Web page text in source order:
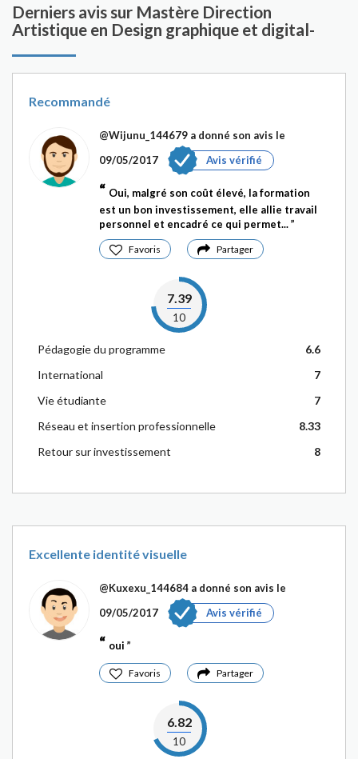
Derniers avis sur Mastère Direction
Artistique en Design graphique et digital-
Recommandé
@Wijunu_144679 a donné son avis le
09/05/2017
Avis vérifié
Oui, malgré son coût élevé, la formation
est un bon investissement, elle allie travail
personnel et encadré ce qui permet...
Favoris Partager
7.39
10
Pédagogie du programme
6.6
International
7
Vie étudiante
7
Réseau et insertion professionnelle
8.33
Retour sur investissement
8
Excellente identité visuelle
@Kuxexu_144684 a donné son avis le
09/05/2017
Avis vérifié
oui
Favoris Partager
6.82
10